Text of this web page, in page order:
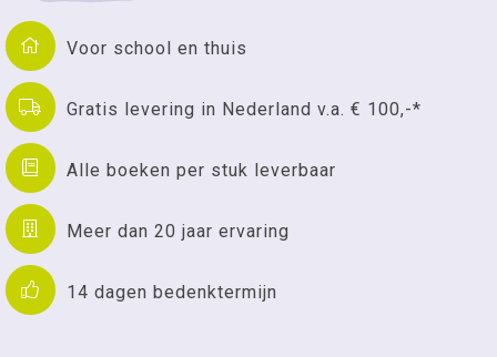
Voor school en thuis
Gratis levering in Nederland v.a. € 100,-*
Alle boeken per stuk leverbaar
Meer dan 20 jaar ervaring
14 dagen bedenktermijn